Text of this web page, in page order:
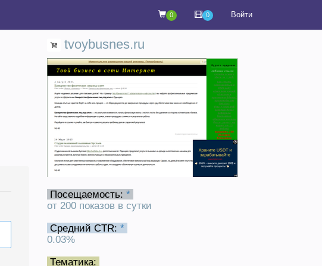
0 0 Войти
tvoybusnes.ru
Посещаемость: *
от 200 показов в сутки
Средний CTR: *
0.03%
Тематика: